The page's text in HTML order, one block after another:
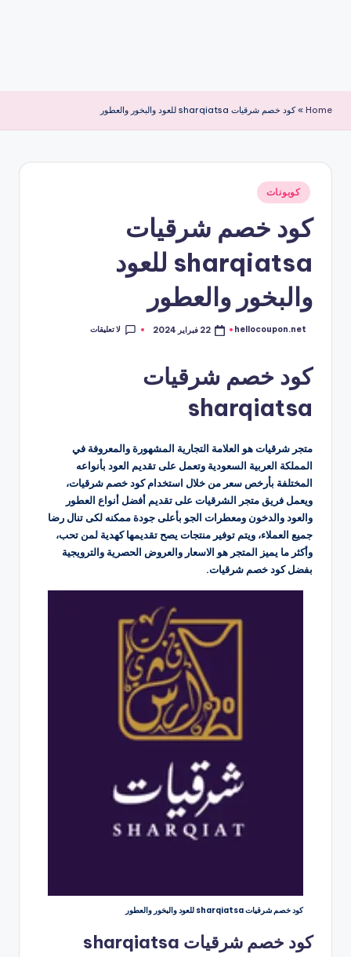
Home
»كود خصم شرقيات sharqiatsa للعود والبخور والعطور
نُشر
في
كوبونات
كود خصم شرقيات
sharqiatsa للعود
والبخور والعطور
تمّ
hellocoupon.net 22 فبراير 2024 لا تعليقات
كود خصم شرقيات
sharqiatsa
متجر شرقيات هو العلامة التجارية المشهورة والمعروفة في
المملكة العربية السعودية وتعمل على تقديم العود بأنواعه
المختلفة بأرخص سعر من خلال استخدام كود خصم شرقيات،
ويعمل فريق متجر الشرقيات على تقديم أفضل أنواع العطور
والعود والدخون ومعطرات الجو بأعلى جودة ممكنه لكى تنال رضا
جميع العملاء، ويتم توفير منتجات يصح تقديمها كهدية لمن تحب،
وأكثر ما يميز المتجر هو الاسعار والعروض الحصرية والترويجية
بفضل كود خصم شرقيات.
كود خصم شرقيات sharqiatsa للعود والبخور والعطور
كود خصم شرقيات sharqiatsa